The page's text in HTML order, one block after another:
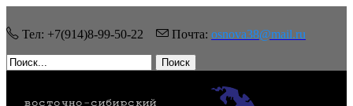
Тел: +7(914)8-99-50-22 Почта: osnova38@mail.ru
Поиск